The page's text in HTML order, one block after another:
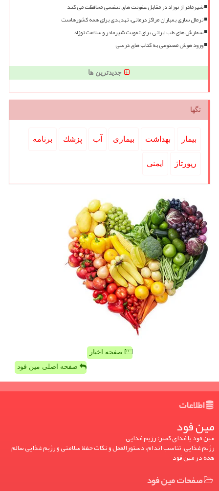
شیرمادر از نوزاد در مقابل عفونت های تنفسی محافظت می کند
نرمال سازی بمباران مراکز درمانی، تهدیدی برای همه کشورهاست
سفارش های طب ایرانی برای تقویت شیرمادر و سلامت نوزاد
ورود هوش مصنوعی به کتاب های درسی
جدیدترین ها
تگها
بیمار بهداشت بیماری آب پزشك برنامه
رپورتاژ ایمنی
صفحه اخبار
صفحه اصلی مین فود
اطلاعات
مین فود
مین فود یا غذای کمتر: رژیم غذایی
رژیم غذایی، تناسب اندام، دستورالعمل و نکات حفظ سلامتی و رژیم غذایی سالم
همه در مین فود
صفحات مین فود